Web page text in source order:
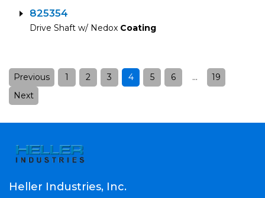
825354
Drive Shaft w/ Nedox Coating
Posts
pagination
Previous 1 2 3 4 5 6 …
19
Next
Heller Industries, Inc.